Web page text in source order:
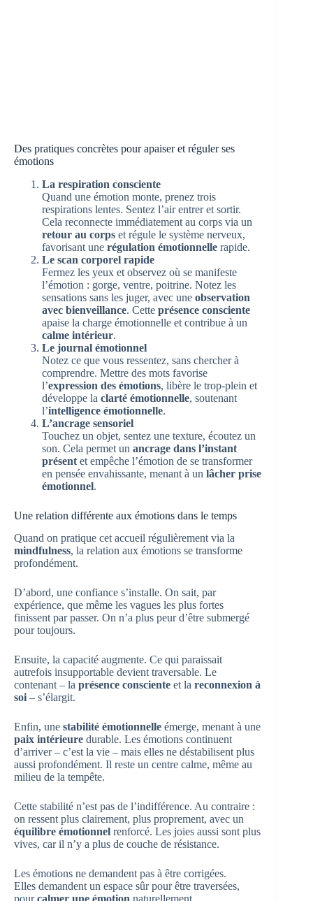
Des pratiques concrètes pour apaiser et réguler ses
émotions
La respiration consciente
Quand une émotion monte, prenez trois
respirations lentes. Sentez l’air entrer et sortir.
Cela reconnecte immédiatement au corps via un
retour au corps et régule le système nerveux,
favorisant une régulation émotionnelle rapide.
Le scan corporel rapide
Fermez les yeux et observez où se manifeste
l’émotion : gorge, ventre, poitrine. Notez les
sensations sans les juger, avec une observation
avec bienveillance. Cette présence consciente
apaise la charge émotionnelle et contribue à un
calme intérieur.
Le journal émotionnel
Notez ce que vous ressentez, sans chercher à
comprendre. Mettre des mots favorise
l’expression des émotions, libère le trop-plein et
développe la clarté émotionnelle, soutenant
l’intelligence émotionnelle.
L’ancrage sensoriel
Touchez un objet, sentez une texture, écoutez un
son. Cela permet un ancrage dans l’instant
présent et empêche l’émotion de se transformer
en pensée envahissante, menant à un lâcher prise
émotionnel.
Une relation différente aux émotions dans le temps
Quand on pratique cet accueil régulièrement via la
mindfulness, la relation aux émotions se transforme
profondément.
D’abord, une confiance s’installe. On sait, par
expérience, que même les vagues les plus fortes
finissent par passer. On n’a plus peur d’être submergé
pour toujours.
Ensuite, la capacité augmente. Ce qui paraissait
autrefois insupportable devient traversable. Le
contenant – la présence consciente et la reconnexion à
soi – s’élargit.
Enfin, une stabilité émotionnelle émerge, menant à une
paix intérieure durable. Les émotions continuent
d’arriver – c’est la vie – mais elles ne déstabilisent plus
aussi profondément. Il reste un centre calme, même au
milieu de la tempête.
Cette stabilité n’est pas de l’indifférence. Au contraire :
on ressent plus clairement, plus proprement, avec un
équilibre émotionnel renforcé. Les joies aussi sont plus
vives, car il n’y a plus de couche de résistance.
Les émotions ne demandent pas à être corrigées.
Elles demandent un espace sûr pour être traversées,